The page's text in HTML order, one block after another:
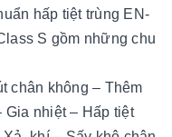
hấp tiệt trùng EN-
S gồm những chu
chân không – Thêm
Gia nhiệt – Hấp tiệt